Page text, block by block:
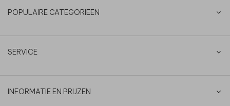
POPULAIRE CATEGORIEËN
SERVICE
INFORMATIE EN PRIJZEN